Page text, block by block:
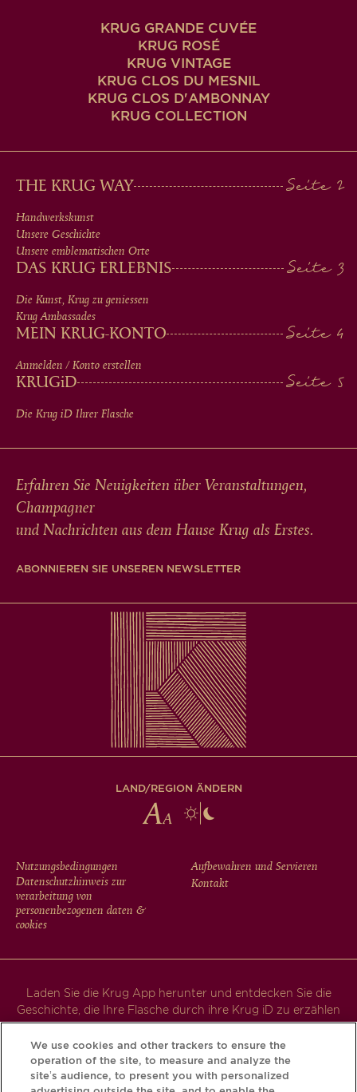
KRUG GRANDE CUVÉE
KRUG ROSÉ
KRUG VINTAGE
KRUG CLOS DU MESNIL
KRUG CLOS D'AMBONNAY
KRUG COLLECTION
MAIN
MEN
IN
FOOTER
THE KRUG WAY
Handwerkskunst
Unsere Geschichte
Unsere emblematischen Orte
DAS KRUG ERLEBNIS
Die Kunst, Krug zu geniessen
Krug Ambassades
MEIN KRUG-KONTO
Anmelden / Konto erstellen
KRUGiD
Die Krug iD Ihrer Flasche
Erfahren Sie Neuigkeiten über Veranstaltungen,
Champagner
und Nachrichten aus dem Hause Krug als Erstes.
ABONNIEREN SIE UNSEREN NEWSLETTER
LAND/REGION ÄNDERN
FOOTER
MENU
Nutzungsbedingungen
Datenschutzhinweis zur
verarbeitung von
personenbezogenen daten &
cookies
Aufbewahren und Servieren
Kontakt
Laden Sie die Krug App herunter und entdecken Sie die
Geschichte, die Ihre Flasche durch ihre Krug iD zu erzählen
hat.
We use cookies and other trackers to ensure the
operation of the site, to measure and analyze the
site’s audience, to present you with personalized